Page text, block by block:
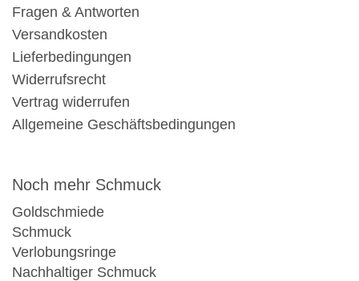
Fragen & Antworten
Versandkosten
Lieferbedingungen
Widerrufsrecht
Vertrag widerrufen
Allgemeine Geschäftsbedingungen
Noch mehr Schmuck
Goldschmiede
Schmuck
Verlobungsringe
Nachhaltiger Schmuck